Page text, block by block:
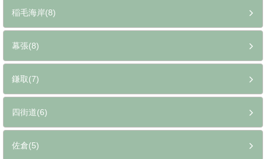
稲毛海岸(8)
幕張(8)
鎌取(7)
四街道(6)
佐倉(5)